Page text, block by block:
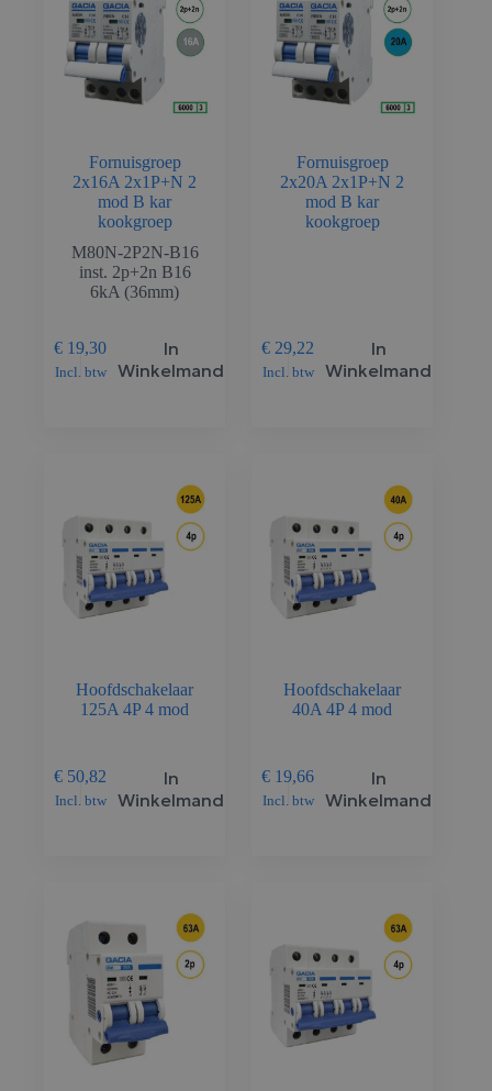
Fornuisgroep
2x16A 2x1P+N 2
mod B kar
kookgroep
M80N-2P2N-B16
inst. 2p+2n B16
6kA (36mm)
€ 19,30
Incl. btw
In
Winkelmand
Fornuisgroep
2x20A 2x1P+N 2
mod B kar
kookgroep
€ 29,22
Incl. btw
In
Winkelmand
Hoofdschakelaar
125A 4P 4 mod
€ 50,82
Incl. btw
In
Winkelmand
Hoofdschakelaar
40A 4P 4 mod
€ 19,66
Incl. btw
In
Winkelmand